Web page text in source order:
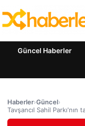
Güncel Haberler
Haberler›Güncel›
Tavşancıl Sahil Parkı'nın